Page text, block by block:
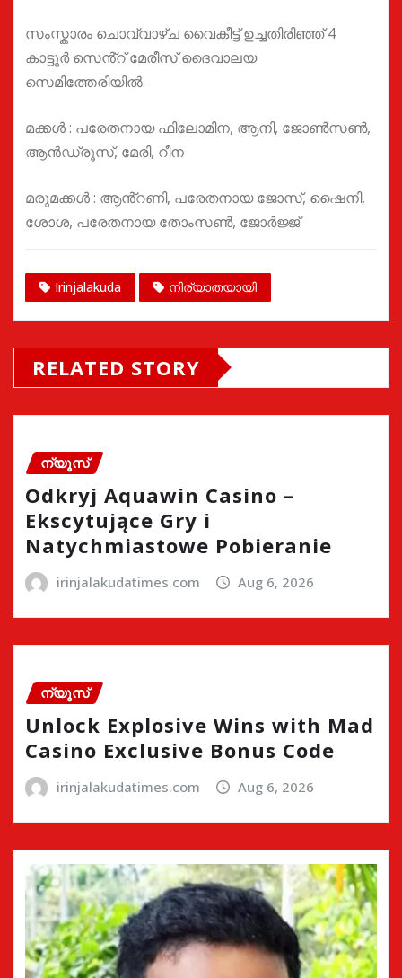
സംസ്കാരം ചൊവ്വാഴ്ച വൈകീട്ട് ഉച്ചതിരിഞ്ഞ് 4
കാട്ടൂർ സെൻ്റ് മേരീസ് ദൈവാലയ
സെമിത്തേരിയിൽ.
മക്കൾ : പരേതനായ ഫിലോമിന, ആനി, ജോൺസൺ,
ആൻഡ്രൂസ്, മേരി, റീന
മരുമക്കൾ : ആൻ്റണി, പരേതനായ ജോസ്, ഷൈനി,
ശോശ, പരേതനായ തോംസൺ, ജോർജ്ജ്
Irinjalakuda നിര്യാതയായി
RELATED STORY
ന്യൂസ്
Odkryj Aquawin Casino –
Ekscytujące Gry i
Natychmiastowe Pobieranie
irinjalakudatimes.com Aug 6, 2026
ന്യൂസ്
Unlock Explosive Wins with Mad
Casino Exclusive Bonus Code
irinjalakudatimes.com Aug 6, 2026